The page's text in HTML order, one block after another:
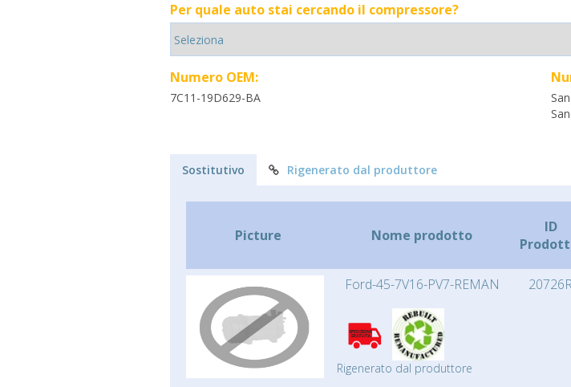
Per quale auto stai cercando il compressore?
Numero OEM:
7C11-19D629-BA
Sostitutivo Rigenerato dal produttore
Picture Nome prodotto
ID
Ford-45-7V16-PV7-REMAN
Rigenerato dal produttore